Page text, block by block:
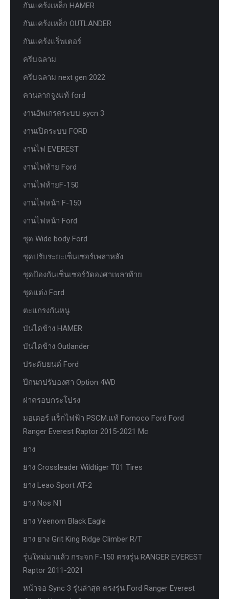
กันแคร้งเหล็ก HAMER
กันแคร้งเหล็ก OUTLANDER
กันแคร้งแร็พเตอร์
ครีบฉลาม
ครีบฉลาม next gen 2022
คานลากจูงแท้ ford
งานอัพเกรดระบบ sycn 3
งานเปิดระบบ FORD
งานไฟ EVEREST
งานไฟท้าย Ford
งานไฟท้ายF-150
งานไฟหน้า F-150
งานไฟหน้า Ford
ชุด Wide body Ford
ชุดปรับระยะเซ็นเซอร์เพลาหลัง
ชุดป้องกันเซ็นเซอร์วัดองศาเพลาท้าย
ชุดแต่ง Ford
ตะแกรงกันหนู
บันไดข้าง HAMER
บันไดข้าง Outlander
ประดับยนต์ Ford
ปีกนกปรับองศา Option 4WD
ฝาครอบกระโปรง
มอเตอร์ แร็กไฟฟ้า PSCM.แท้ Fomoco Ford Ford
Ranger Everest Raptor 2015-2021 Mc
ยาง
ยาง Crossleader Wildtiger T01 Tires
ยาง Leao Sport AT-2
ยาง Nos N1
ยาง Veenom Black Eagle
ยาง ยาง Grit King Ridge Climber R/T
รุ่นใหม่มาแล้ว กระจก F-150 ตรงรุ่น RANGER EVEREST
Raptor 2011-2021
หน้าจอ Sync 3 รุ่นล่าสุด ตรงรุ่น Ford Ranger Everest